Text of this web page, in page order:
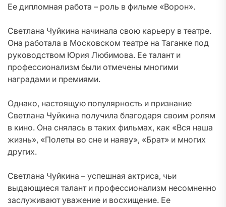
Ее дипломная работа – роль в фильме «Ворон».
Светлана Чуйкина начинала свою карьеру в театре.
Она работала в Московском театре на Таганке под
руководством Юрия Любимова. Ее талант и
профессионализм были отмечены многими
наградами и премиями.
Однако, настоящую популярность и признание
Светлана Чуйкина получила благодаря своим ролям
в кино. Она снялась в таких фильмах, как «Вся наша
жизнь», «Полеты во сне и наяву», «Брат» и многих
других.
Светлана Чуйкина – успешная актриса, чьи
выдающиеся талант и профессионализм несомненно
заслуживают уважение и восхищение. Ее